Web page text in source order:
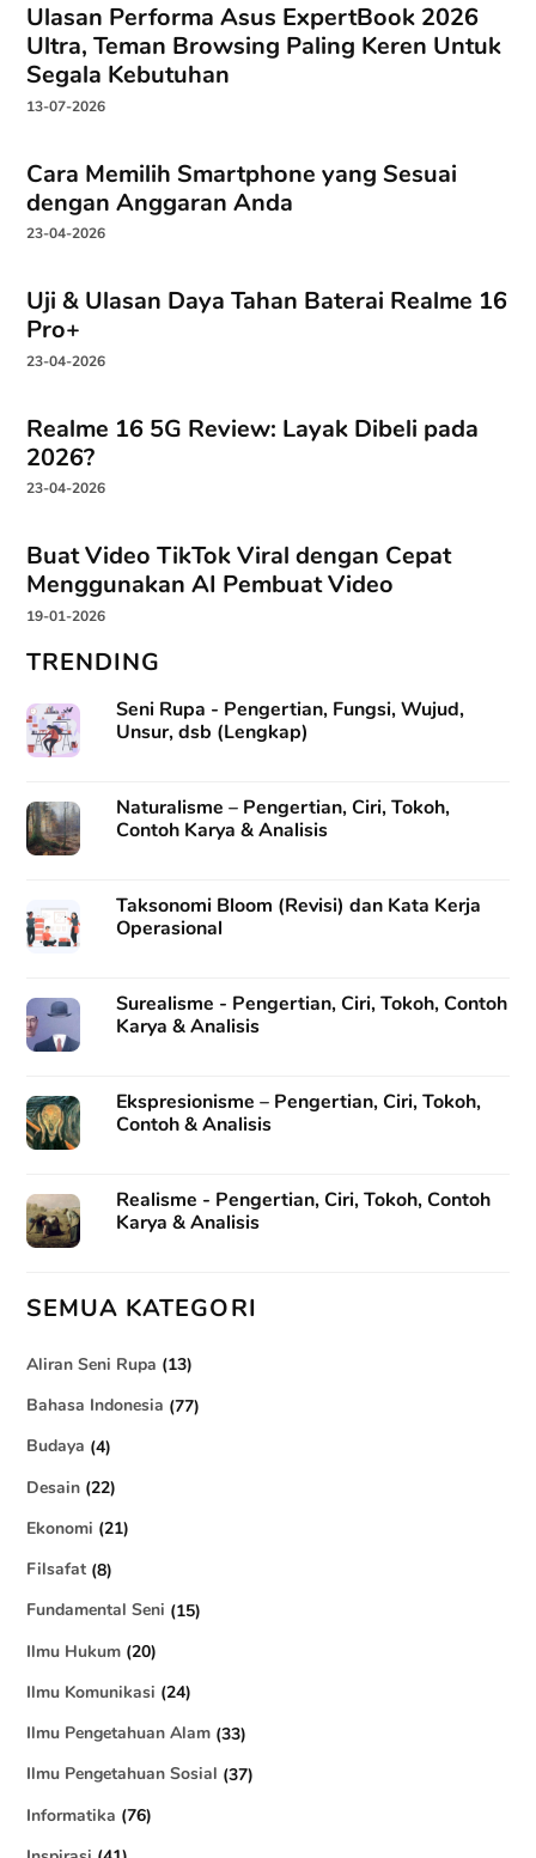
Ulasan Performa Asus ExpertBook 2026
Ultra, Teman Browsing Paling Keren Untuk
Segala Kebutuhan
13-07-2026
Cara Memilih Smartphone yang Sesuai
dengan Anggaran Anda
23-04-2026
Uji & Ulasan Daya Tahan Baterai Realme 16
Pro+
23-04-2026
Realme 16 5G Review: Layak Dibeli pada
2026?
23-04-2026
Buat Video TikTok Viral dengan Cepat
Menggunakan AI Pembuat Video
19-01-2026
TRENDING
Seni Rupa - Pengertian, Fungsi, Wujud,
Unsur, dsb (Lengkap)
Naturalisme – Pengertian, Ciri, Tokoh,
Contoh Karya & Analisis
Taksonomi Bloom (Revisi) dan Kata Kerja
Operasional
Surealisme - Pengertian, Ciri, Tokoh, Contoh
Karya & Analisis
Ekspresionisme – Pengertian, Ciri, Tokoh,
Contoh & Analisis
Realisme - Pengertian, Ciri, Tokoh, Contoh
Karya & Analisis
SEMUA KATEGORI
Aliran Seni Rupa (13)
Bahasa Indonesia (77)
Budaya (4)
Desain (22)
Ekonomi (21)
Filsafat (8)
Fundamental Seni (15)
Ilmu Hukum (20)
Ilmu Komunikasi (24)
Ilmu Pengetahuan Alam (33)
Ilmu Pengetahuan Sosial (37)
Informatika (76)